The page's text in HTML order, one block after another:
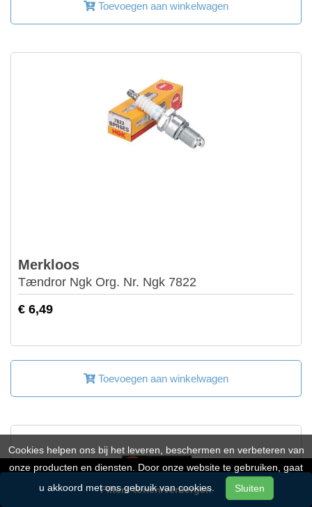
Filters tonen/verbergen
Toevoegen aan winkelwagen
Merkloos
Tændror Ngk Org. Nr. Ngk 7822
€ 6,49
Toevoegen aan winkelwagen
Cookies helpen ons bij het leveren, beschermen en verbeteren van
onze producten en diensten. Door onze website te gebruiken, gaat
u akkoord met ons gebruik van cookies.
Sluiten